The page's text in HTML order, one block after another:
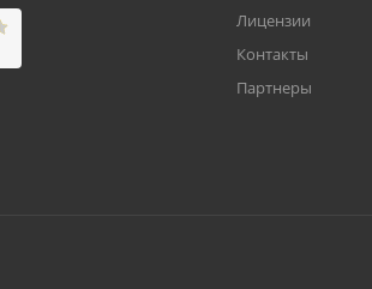
Лицензии
Контакты
Партнеры